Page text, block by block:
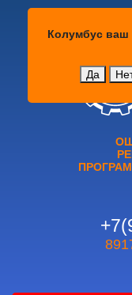
Колумбус ваш
Да